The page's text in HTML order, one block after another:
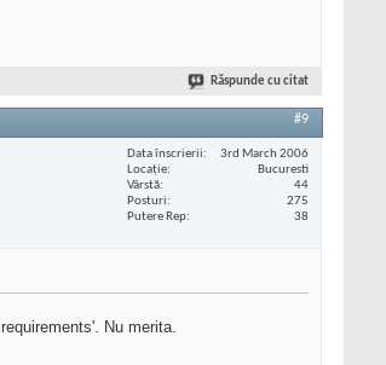
Răspunde cu citat
#9
Data înscrierii
3rd March 2006
Locaţie
Bucuresti
Vârstă
44
Posturi
275
Putere Rep
38
Nu merita.